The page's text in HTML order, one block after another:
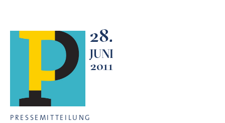
28.
JUNI
2011
PRESSEMITTEILUNG